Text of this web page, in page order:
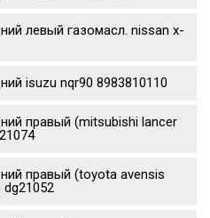
левый газомасл. nissan x-
isuzu nqr90 8983810110
правый (mitsubishi lancer
правый (toyota avensis